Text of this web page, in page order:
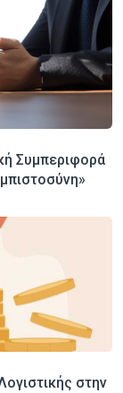
Συμπεριφορά
στην